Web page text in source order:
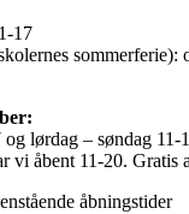
17
sommerferie):
lørdag – søndag 11-
vi åbent 11-20. Gratis
åbningstider